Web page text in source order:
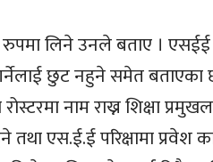
लिने उनले बताए । एसईई
छुट नहुने समेत बताएका
नाम राख्न शिक्षा
एस.ई.ई परिक्षामा प्रवेश